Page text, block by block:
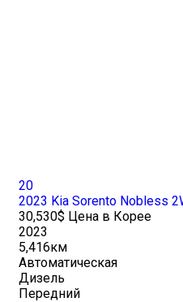
20
2023 Kia Sorento Nobless
30,530$ Цена в Корее
2023
5,416км
Автоматическая
Дизель
Передний